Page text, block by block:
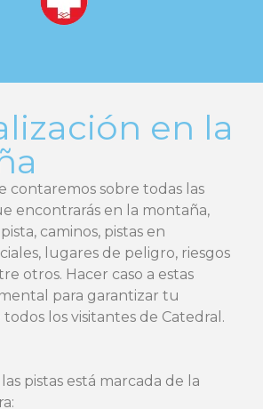
en la
contaremos sobre todas las
encontrarás en la montaña,
caminos, pistas en
lugares de peligro, riesgos
otros. Hacer caso a estas
para garantizar tu
los visitantes de Catedral.
pistas está marcada de la